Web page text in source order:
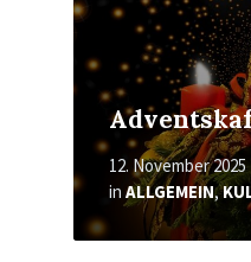
12. November 2025
in ALLGEMEIN,